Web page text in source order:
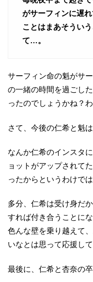
がサーフィンに遅
ことはまあそうい
て…。
サーフィン命の魁がサ
の一緒の時間を過ごし
ったのでしょうかね？わ
さて、今後の仁希と魁
なんか仁希のインスタ
ョットがアップされて
ったからというわけで
多分、仁希は受け身だ
すれば付き合うことに
色んな壁を乗り越えて
いなとは思って応援して
最後に、仁希と杏奈の